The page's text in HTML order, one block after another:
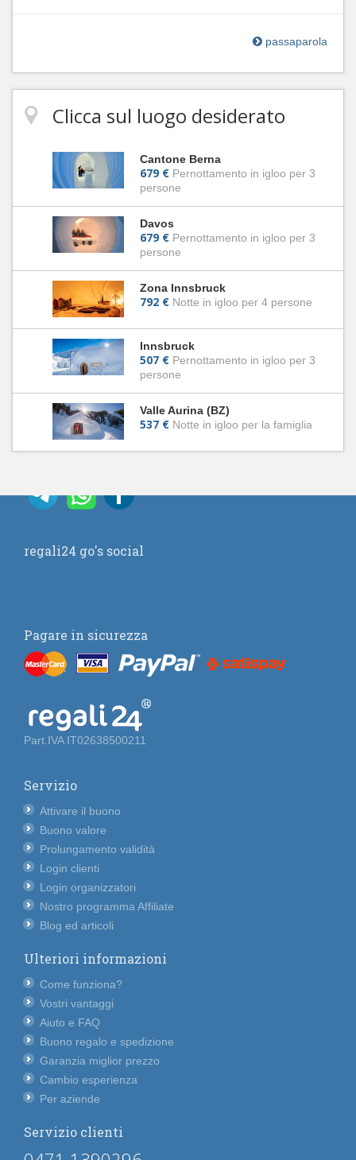
passaparola
Clicca sul luogo desiderato
Cantone Berna
679 € Pernottamento in igloo per 3
persone
Davos
679 € Pernottamento in igloo per 3
persone
Zona Innsbruck
792 € Notte in igloo per 4 persone
Innsbruck
507 € Pernottamento in igloo per 3
persone
Valle Aurina (BZ)
537 € Notte in igloo per la famiglia
regali24 go's social
Pagare in sicurezza
Part.IVA IT02638500211
Servizio
Attivare il buono
Buono valore
Prolungamento validità
Login clienti
Login organizzatori
Nostro programma Affiliate
Blog ed articoli
Ulteriori informazioni
Come funziona?
Vostri vantaggi
Aiuto e FAQ
Buono regalo e spedizione
Garanzia miglior prezzo
Cambio esperienza
Per aziende
Servizio clienti